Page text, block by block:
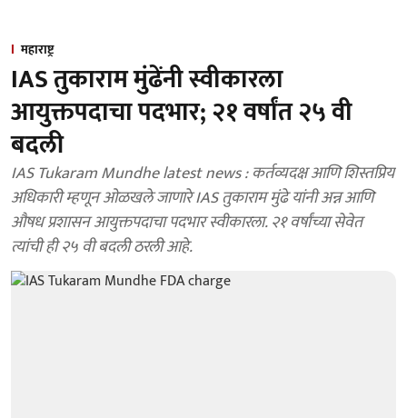
महाराष्ट्र
IAS तुकाराम मुंढेंनी स्वीकारला
आयुक्तपदाचा पदभार; २१ वर्षांत २५ वी
बदली
IAS Tukaram Mundhe latest news : कर्तव्यदक्ष आणि शिस्तप्रिय
अधिकारी म्हणून ओळखले जाणारे IAS तुकाराम मुंढे यांनी अन्न आणि
औषध प्रशासन आयुक्तपदाचा पदभार स्वीकारला. २१ वर्षांच्या सेवेत
त्यांची ही २५ वी बदली ठरली आहे.